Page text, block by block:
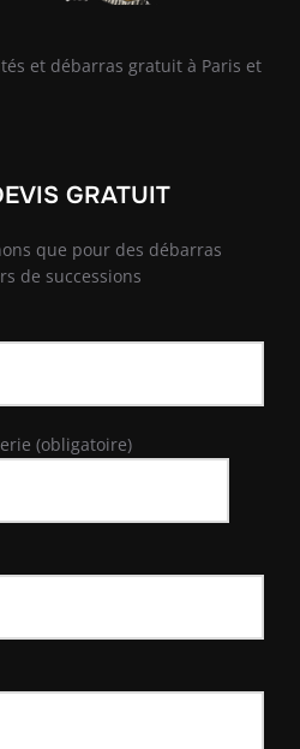
et débarras gratuit à Paris et
GRATUIT
que pour des débarras
de successions
(obligatoire)